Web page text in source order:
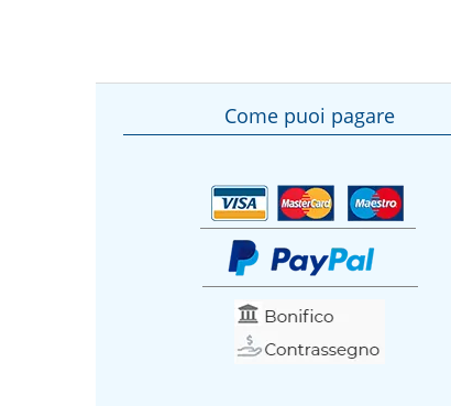
Come puoi pagare